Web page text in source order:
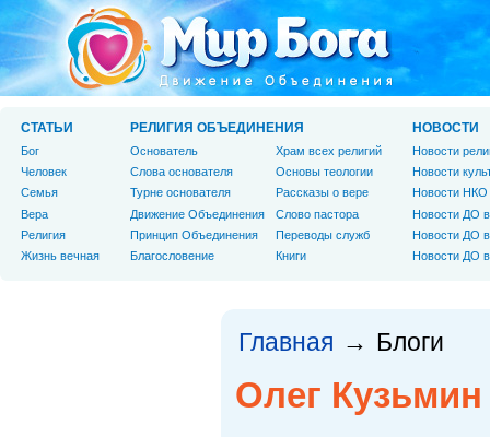
Главная → Блоги
Олег Кузьмин
СТАТЬИ
Бог
Человек
Cемья
Вера
Религия
Жизнь вечная
РЕЛИГИЯ ОБЪЕДИНЕНИЯ
Основатель
Слова основателя
Турне основателя
Движение Объединения
Принцип Объединения
Благословение
Храм всех религий
Основы теологии
Рассказы о вере
Слово пастора
Переводы служб
Книги
НОВОСТИ
Новости
Новости
Новости НКО
Новости ДО
Новости ДО
Новости ДО